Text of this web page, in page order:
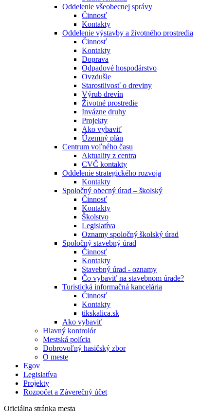
Oddelenie všeobecnej správy
Činnosť
Kontakty
Oddelenie výstavby a životného prostredia
Činnosť
Kontakty
Doprava
Odpadové hospodárstvo
Ovzdušie
Starostlivosť o dreviny
Výrub drevín
Životné prostredie
Invázne druhy
Projekty
Ako vybaviť
Územný plán
Centrum voľného času
Aktuality z centra
CVČ kontakty
Oddelenie strategického rozvoja
Kontakty
Spoločný obecný úrad – školský
Činnosť
Kontakty
Školstvo
Legislatíva
Oznamy spoločný školský úrad
Spoločný stavebný úrad
Činnosť
Kontakty
Stavebný úrad - oznamy
Čo vybaviť na stavebnom úrade?
Turistická informačná kancelária
Činnosť
Kontakty
tikskalica.sk
Ako vybaviť
Hlavný kontrolór
Mestská polícia
Dobrovoľný hasičský zbor
O meste
Egov
Legislatíva
Projekty
Rozpočet a Záverečný účet
Oficiálna stránka mesta